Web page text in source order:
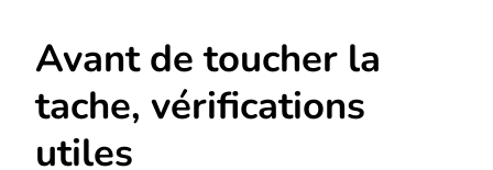
Avant de toucher la
tache, vérifications
utiles